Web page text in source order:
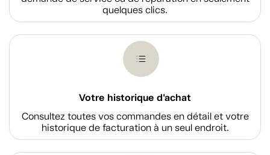
quelques clics.
Votre historique d'achat
Consultez toutes vos commandes en détail et votre
historique de facturation à un seul endroit.